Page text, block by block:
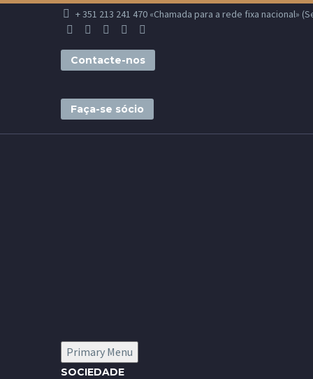
+ 351 213 241 470 «Chamada para a rede fixa nacional»
Contacte-nos
Faça-se sócio
Primary Menu
SOCIEDADE